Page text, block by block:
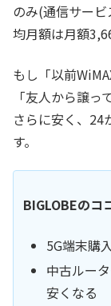
のみ(通信サー
均月額は月額
もし「以前
「友人から譲
さらに安く、24
す。
BIGLOBEのコ
5G端末購
中古ルー
安くなる